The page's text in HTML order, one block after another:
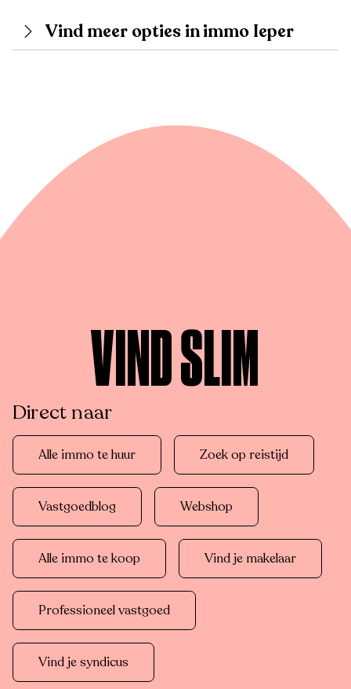
Vind meer opties in immo Ieper
VIND SLIM
Direct naar
Alle immo te huur Zoek op reistijd
Vastgoedblog Webshop
Alle immo te koop Vind je makelaar
Professioneel vastgoed
Vind je syndicus